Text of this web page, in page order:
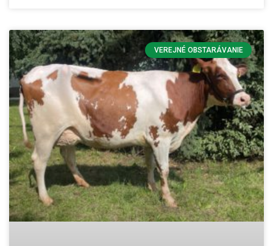
VEREJNÉ OBSTARÁVANIE